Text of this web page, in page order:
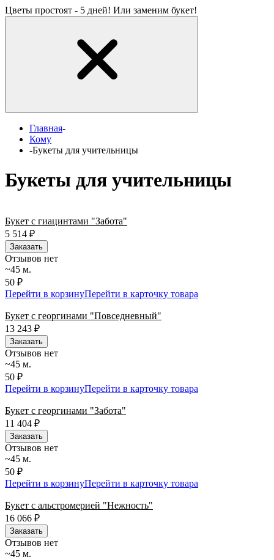
Цветы простоят - 5 дней! Или заменим букет!
Главная-
Кому
-Букеты для учительницы
Букеты для учительницы
Букет с гиацинтами "Забота"
5 514 ₽
Заказать
Отзывов нет
~45 м.
50 ₽
Перейти в корзинуПерейти в карточку товара
Букет с георгинами "Повседневный"
13 243 ₽
Заказать
Отзывов нет
~45 м.
50 ₽
Перейти в корзинуПерейти в карточку товара
Букет с георгинами "Забота"
11 404 ₽
Заказать
Отзывов нет
~45 м.
50 ₽
Перейти в корзинуПерейти в карточку товара
Букет с альстромерией "Нежность"
16 066 ₽
Заказать
Отзывов нет
~45 м.